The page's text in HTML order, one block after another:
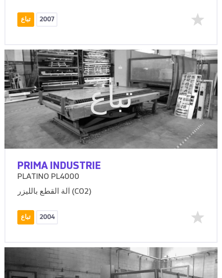
تباع 2007
تباع
PRIMA INDUSTRIE
PLATINO PL4000
آلة القطع بالليزر (CO2)
تباع 2004